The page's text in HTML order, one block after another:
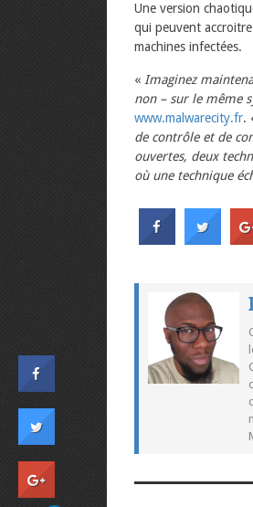
Une version
qui peuvent
machines infectées.
« Imaginez
non – sur le même
www.malwarecity.fr.
de contrôle et de
ouvertes, deux
où une technique